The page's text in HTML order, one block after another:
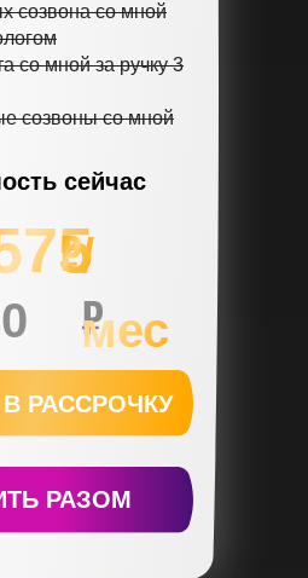
созвона со мной
со мной за ручку 3
созвоны со мной
сейчас
/
мес
РАССРОЧКУ
РАЗОМ